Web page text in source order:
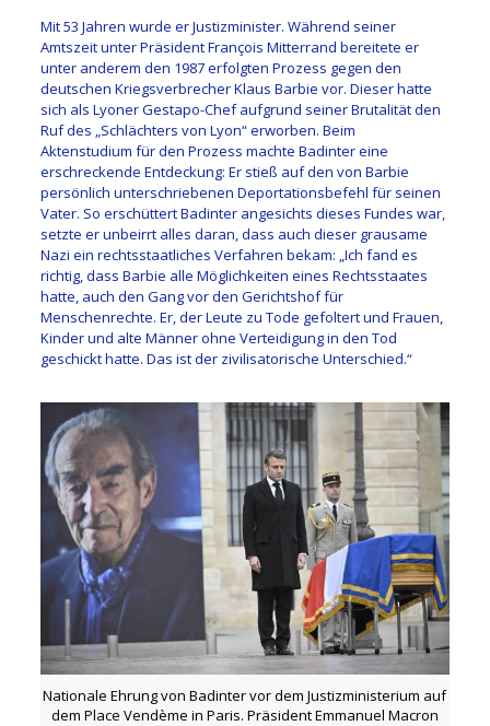
Mit 53 Jahren wurde er Justizminister. Während seiner
Amtszeit unter Präsident François Mitterrand bereitete er
unter anderem den 1987 erfolgten Prozess gegen den
deutschen Kriegsverbrecher Klaus Barbie vor. Dieser hatte
sich als Lyoner Gestapo-Chef aufgrund seiner Brutalität den
Ruf des „Schlächters von Lyon“ erworben. Beim
Aktenstudium für den Prozess machte Badinter eine
erschreckende Entdeckung: Er stieß auf den von Barbie
persönlich unterschriebenen Deportationsbefehl für seinen
Vater. So erschüttert Badinter angesichts dieses Fundes war,
setzte er unbeirrt alles daran, dass auch dieser grausame
Nazi ein rechtsstaatliches Verfahren bekam: „Ich fand es
richtig, dass Barbie alle Möglichkeiten eines Rechtsstaates
hatte, auch den Gang vor den Gerichtshof für
Menschenrechte. Er, der Leute zu Tode gefoltert und Frauen,
Kinder und alte Männer ohne Verteidigung in den Tod
geschickt hatte. Das ist der zivilisatorische Unterschied.“
Nationale Ehrung von Badinter vor dem Justizministerium auf
dem Place Vendème in Paris. Präsident Emmanuel Macron